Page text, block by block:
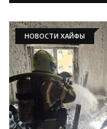
НОВОСТИ ХАЙФЫ